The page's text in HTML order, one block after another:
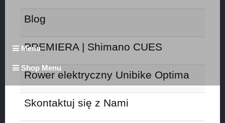
Menu
Shop Menu
Blog
PREMIERA | Shimano CUES
Rower elektryczny Unibike Optima
Skontaktuj się z Nami